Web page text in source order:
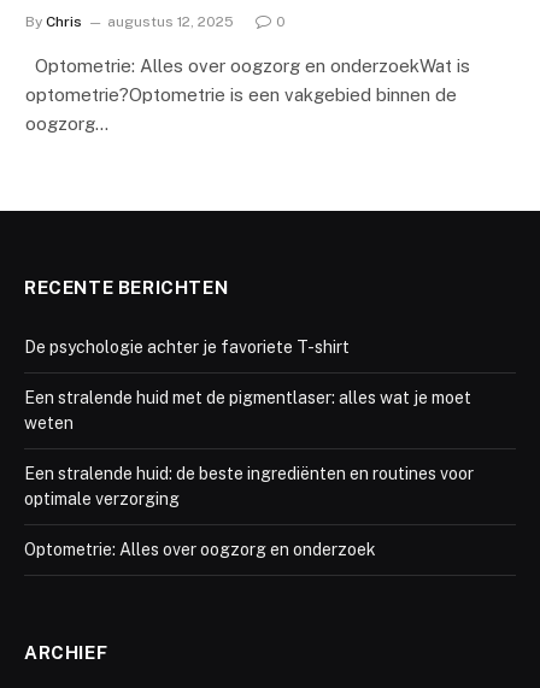
By Chris augustus 12, 2025 0
Optometrie: Alles over oogzorg en onderzoekWat is
optometrie?Optometrie is een vakgebied binnen de
oogzorg…
RECENTE BERICHTEN
De psychologie achter je favoriete T-shirt
Een stralende huid met de pigmentlaser: alles wat je moet
weten
Een stralende huid: de beste ingrediënten en routines voor
optimale verzorging
Optometrie: Alles over oogzorg en onderzoek
ARCHIEF